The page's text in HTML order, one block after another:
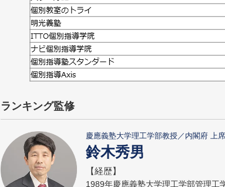
ランキング監修
慶應義塾大学理工学部教授／内閣府 上
鈴木秀男
【経歴】
1989年慶應義塾大学理工学部管理工